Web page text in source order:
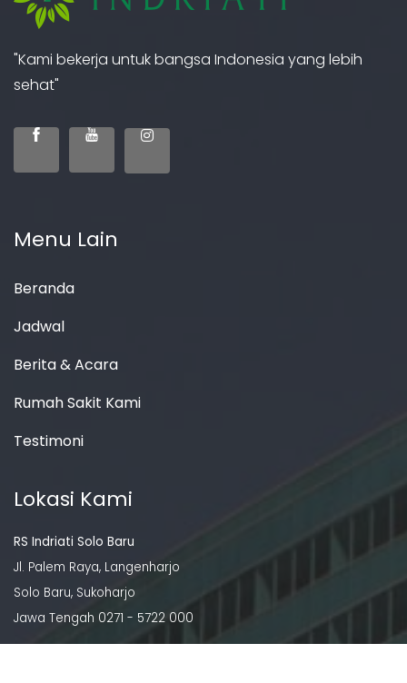
"Kami bekerja untuk bangsa Indonesia yang lebih
sehat"
Menu Lain
Beranda
Jadwal
Berita & Acara
Rumah Sakit Kami
Testimoni
Lokasi Kami
RS Indriati Solo Baru
Jl. Palem Raya, Langenharjo
Solo Baru, Sukoharjo
Jawa Tengah 0271 - 5722 000